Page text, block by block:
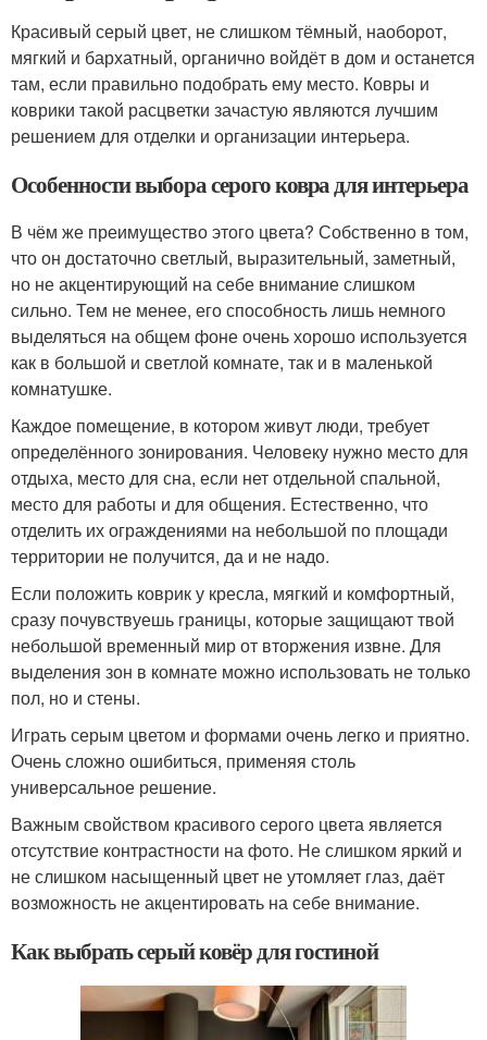
Красивый серый цвет, не слишком тёмный, наоборот,
мягкий и бархатный, органично войдёт в дом и останется
там, если правильно подобрать ему место. Ковры и
коврики такой расцветки зачастую являются лучшим
решением для отделки и организации интерьера.
Особенности выбора серого ковра для интерьера
В чём же преимущество этого цвета? Собственно в том,
что он достаточно светлый, выразительный, заметный,
но не акцентирующий на себе внимание слишком
сильно. Тем не менее, его способность лишь немного
выделяться на общем фоне очень хорошо используется
как в большой и светлой комнате, так и в маленькой
комнатушке.
Каждое помещение, в котором живут люди, требует
определённого зонирования. Человеку нужно место для
отдыха, место для сна, если нет отдельной спальной,
место для работы и для общения. Естественно, что
отделить их ограждениями на небольшой по площади
территории не получится, да и не надо.
Если положить коврик у кресла, мягкий и комфортный,
сразу почувствуешь границы, которые защищают твой
небольшой временный мир от вторжения извне. Для
выделения зон в комнате можно использовать не только
пол, но и стены.
Играть серым цветом и формами очень легко и приятно.
Очень сложно ошибиться, применяя столь
универсальное решение.
Важным свойством красивого серого цвета является
отсутствие контрастности на фото. Не слишком яркий и
не слишком насыщенный цвет не утомляет глаз, даёт
возможность не акцентировать на себе внимание.
Как выбрать серый ковёр для гостиной